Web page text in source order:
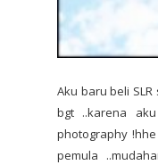
Aku baru beli
bgt ..karena
photography
pemula